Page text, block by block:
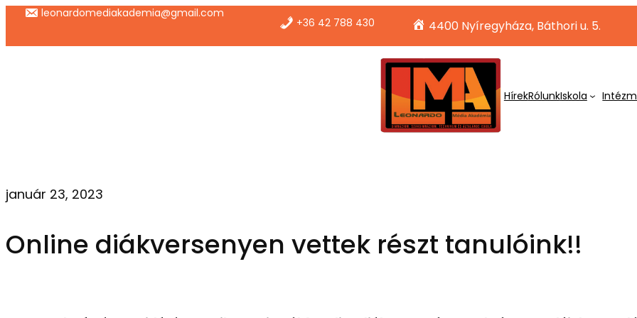
Ugrás
leonardomediakademia@gmail.com
+36 42 788 430 4400 Nyíregyháza, Báthori u. 5.
HírekRólunkIskola
január 23, 2023
Online diákversenyen vettek részt tanulóink!!